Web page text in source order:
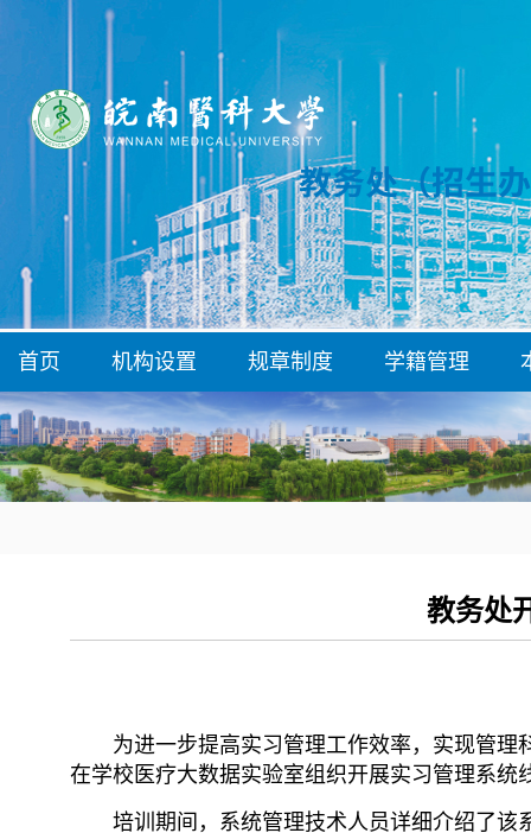
首页 机构设置 规章制度 学籍管理
教务处
为进一步提高实习管理工作效率，实现管理
在学校医疗大数据实验室组织开展实习管理系
培训期间，系统管理技术人员详细介绍了